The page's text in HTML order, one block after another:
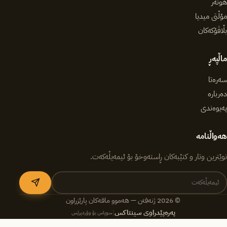
مۆڵتی میدیا
بڵاڤۆکەکان
ماڵپەڕ
سەرەتا
دەربارە
پەیوەندی
هەواڵنامە
نوێترین وتار و کتێبەکان ڕاستەوخۆ بۆ ئیمەیڵەکەت.
© 2026 ژنەفتن — هەموو مافەکان پارێزراون
پەرەپێدراوی سینتاکس سوپاس بۆ وۆردپرێس